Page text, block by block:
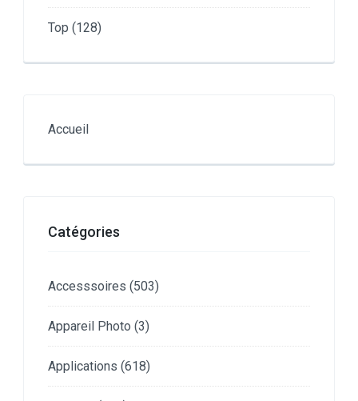
Top (128)
Accueil
Catégories
Accesssoires (503)
Appareil Photo (3)
Applications (618)